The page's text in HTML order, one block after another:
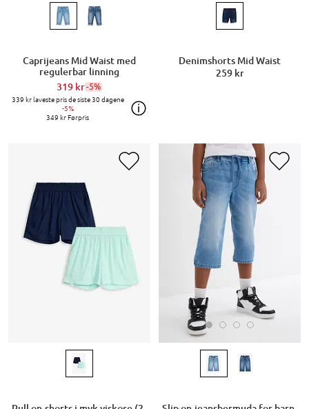
Caprijeans Mid Waist med
regulerbar linning
319 kr-5%
339 krlaveste pris de siste 30 dagene
-5%
349 krFørpris
Denimshorts Mid Waist
259 kr